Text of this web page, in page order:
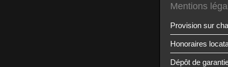
Mentions
Provision sur
Honoraires
Dépôt de